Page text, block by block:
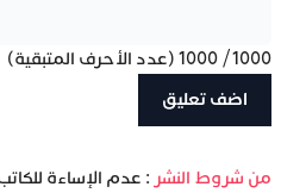
1000
/
1000 (عدد الأحرف المتبقية)
‫من شروط النشر : عدم الإساءة